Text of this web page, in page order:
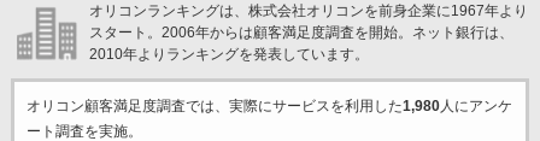
オリコンランキングは、株式会社オリコンを前身企業に1967年より
スタート。2006年からは顧客満足度調査を開始。ネット銀行は、
2010年よりランキングを発表しています。
オリコン顧客満足度調査では、実際にサービスを利用した1,980人にアンケ
ート調査を実施。